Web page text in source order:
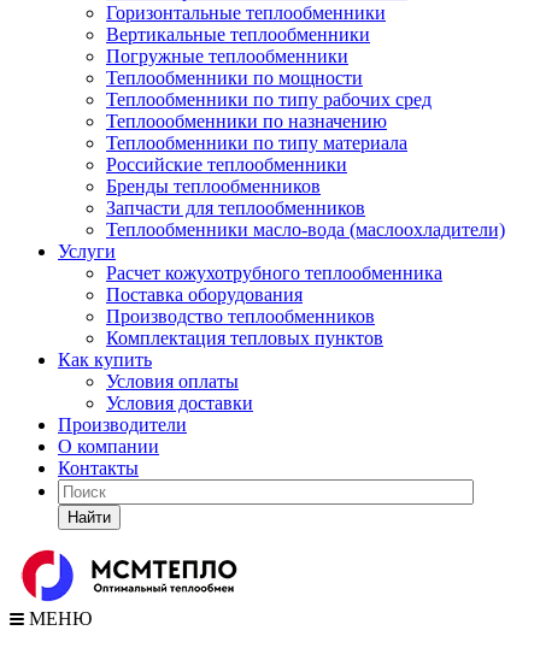
Горизонтальные теплообменники
Вертикальные теплообменники
Погружные теплообменники
Теплообменники по мощности
Теплообменники по типу рабочих сред
Теплоообменники по назначению
Теплообменники по типу материала
Российские теплообменники
Бренды теплообменников
Запчасти для теплообменников
Теплообменники масло-вода (маслоохладители)
Услуги
Расчет кожухотрубного теплообменника
Поставка оборудования
Производство теплообменников
Комплектация тепловых пунктов
Как купить
Условия оплаты
Условия доставки
Производители
О компании
Контакты
Найти
МЕНЮ